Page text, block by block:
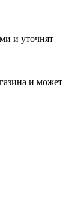
и уточнят
и может